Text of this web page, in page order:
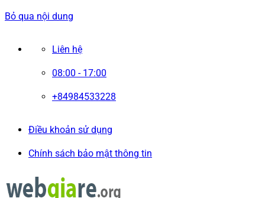
Bỏ qua nội dung
Liên hệ
08:00 - 17:00
+84984533228
Điều khoản sử dụng
Chính sách bảo mật thông tin